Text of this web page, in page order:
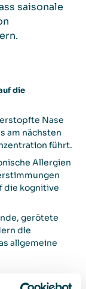
saisonale
die
Nase
am nächsten
führt.
Allergien
die kognitive
gerötete
die
allgemeine